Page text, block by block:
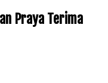
Praya Terima